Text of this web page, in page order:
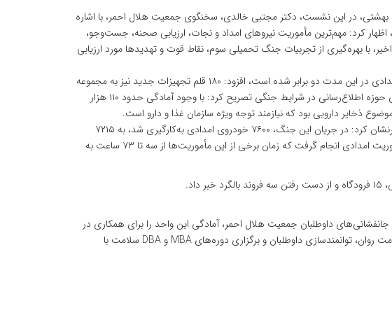
در این نشست، دکتر مجتبی خالدی، سخنگوی جمعیت هلال احمر، با اشاره
کرد: مهم‌ترین مأموریت نیروهای امداد و نجات، ارزیابی صحنه، جست‌وجو،
و انتقال پیکر شهداست و در جنگ ۱۲ روزه اخیر، با بهره‌گیری از تجربیات جنگ تحمیلی سوم، نقاط قوت و تهدیدها مورد ارزیابی
سخنگوی جمعیت هلال احمر با بیان اینکه تعداد تیم‌های امدادی در این مدت دو برابر شده است، افزود: ۱۸۰ قلم تجهیزات جدید نیز به مجموعه
امداد و نجات اضافه شد. وی در ادامه با اشاره به چالش‌های حوزه اطلاع‌رسانی در شرایط جنگی تصریح کرد: با وجود آمادگی حدود ۱۱۰ هزار
ذخایر دارویی بود که نیازمند توجه ویژه سازمان غذا و دارو است.
خالدی با ارائه آماری از خدمات ارائه‌شده در این مدت خاطرنشان کرد: در جریان این جنگ، ۷۶۰۰ خودروی امدادی به‌کارگیری شد، به ۷۲۱۵
مصدوم خدمات امداد و نجات ارائه شد و بیش از ۶۰۰۰ مأموریت امدادی انجام گرفت که زمان برخی از این مأموریت‌ها از سه تا ۷۳ ساعت به
داوطلبان جمعیت هلال احمر، آمادگی این واحد را برای همکاری در
حوزه‌های آموزشی، فرهنگی و پژوهشی اعلام کرد و گفت: جهاددانشگاهی علوم پزشکی شهید بهشتی آمادگی دارد در حوزه سلامت روان، توانمندسازی داوطلبان و برگزاری دوره‌های MBA و DBA سلامت با